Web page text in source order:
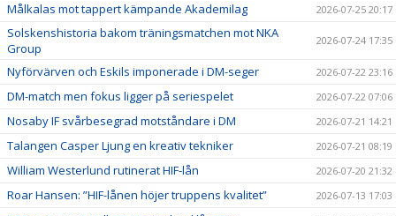
Målkalas mot tappert kämpande Akademilag 2026-07-25 20:17
Solskenshistoria bakom träningsmatchen mot NKA
Group
2026-07-24 17:35
Nyförvärven och Eskils imponerade i DM-seger 2026-07-22 23:16
DM-match men fokus ligger på seriespelet 2026-07-22 07:06
Nosaby IF svårbesegrad motståndare i DM 2026-07-21 14:21
Talangen Casper Ljung en kreativ tekniker 2026-07-21 08:19
William Westerlund rutinerat HIF-lån 2026-07-20 21:32
Roar Hansen: ”HIF-lånen höjer truppens kvalitet” 2026-07-13 17:03